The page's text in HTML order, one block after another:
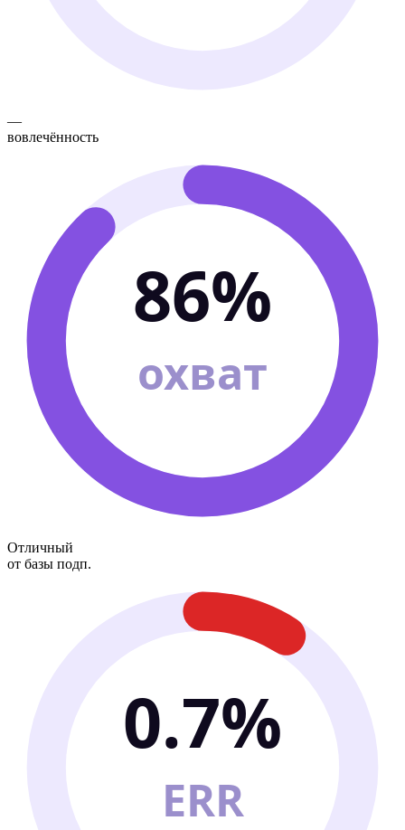
—
вовлечённость
86%
охват
Отличный
от базы подп.
0.7%
ERR